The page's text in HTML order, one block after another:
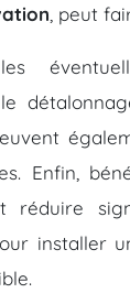
, peut
Enfin,
réduire
installer